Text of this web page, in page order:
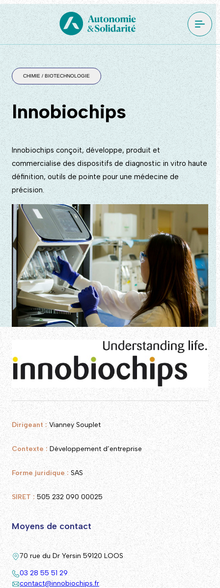
CHIMIE / BIOTECHNOLOGIE
Innobiochips
Innobiochips conçoit, développe, produit et
commercialise des dispositifs de diagnostic in vitro haute
définition, outils de pointe pour une médecine de
précision.
Dirigeant :Vianney Souplet
Contexte :Développement d’entreprise
Forme juridique :SAS
SIRET :505 232 090 00025
Moyens de contact
70 rue du Dr Yersin 59120 LOOS
03 28 55 51 29
contact@innobiochips.fr